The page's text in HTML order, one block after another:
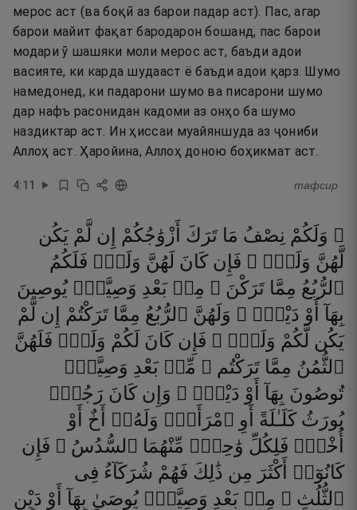
мерос аст (ва боқӣ аз барои падар аст). Пас, агар
барои майит фақат бародарон бошанд, пас барои
модари ӯ шашяки моли мерос аст, баъди адои
васияте, ки карда шудааст ё баъди адои қарз. Шумо
намедонед, ки падарони шумо ва писарони шумо
дар нафъ расонидан кадоми аз онҳо ба шумо
наздиктар аст. Ин ҳиссаи муайяншуда аз ҷониби
Аллоҳ аст. Ҳаройина, Аллоҳ доною боҳикмат аст.
4:11 тафсир
۞ وَلَكُمْ نِصْفُ مَا تَرَكَ أَزْوَٰجُكُمْ إِن لَّمْ يَكُن
لَّهُنَّ وَلَدٌۭ ۚ فَإِن كَانَ لَهُنَّ وَلَدٌۭ فَلَكُمُ
ٱلرُّبُعُ مِمَّا تَرَكْنَ ۚ مِنۢ بَعْدِ وَصِيَّةٍۢ يُوصِينَ
بِهَآ
أَوْ دَيْنٍۢ ۚ وَلَهُنَّ ٱلرُّبُعُ مِمَّا تَرَكْتُمْ إِن لَّمْ
يَكُن لَّكُمْ وَلَدٌۭ ۚ فَإِن كَانَ لَكُمْ وَلَدٌۭ فَلَهُنَّ
ٱلثُّمُنُ مِمَّا تَرَكْتُم ۚ مِّنۢ بَعْدِ وَصِيَّةٍۢ
تُوصُونَ بِهَآ أَوْ دَيْنٍۢ ۗ وَإِن كَانَ رَجُلٌۭ
يُورَثُ كَلَـٰلَةً أَوِ ٱمْرَأَةٌۭ وَلَهُۥٓ أَخٌ
أَوْ
أُخْتٌۭ فَلِكُلِّ وَٰحِدٍۢ مِّنْهُمَا ٱلسُّدُسُ ۚ فَإِن
كَانُوٓا۟ أَكْثَرَ مِن ذَٰلِكَ فَهُمْ شُرَكَآءُ فِى
ٱلثُّلُثِ ۚ مِنۢ بَعْدِ وَصِيَّةٍۢ يُوصَىٰ بِهَآ أَوْ دَيْنٍ